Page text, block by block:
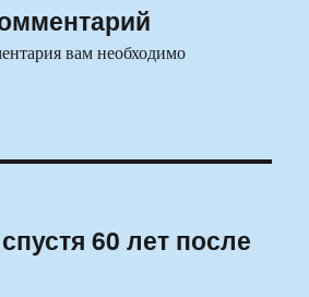
вам необходимо
60 лет после